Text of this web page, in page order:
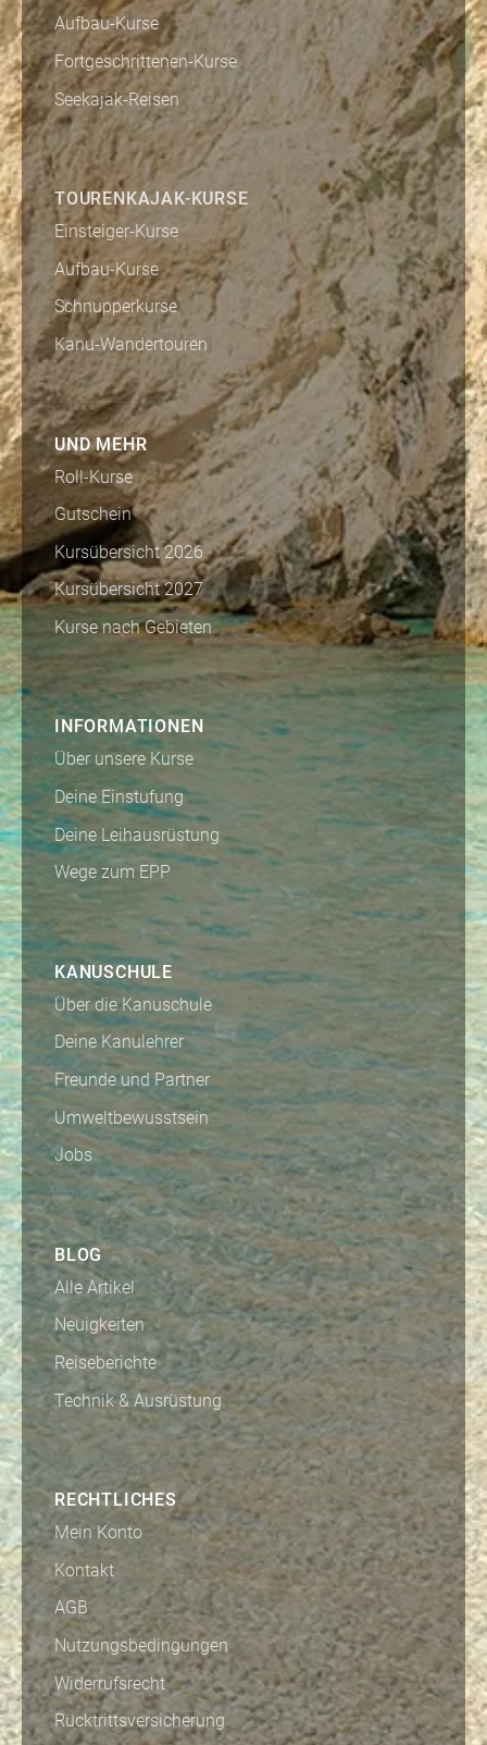
Aufbau-Kurse
Fortgeschrittenen-Kurse
Seekajak-Reisen
TOURENKAJAK-KURSE
Einsteiger-Kurse
Aufbau-Kurse
Schnupperkurse
Kanu-Wandertouren
UND MEHR
Roll-Kurse
Gutschein
Kursübersicht 2026
Kursübersicht 2027
Kurse nach Gebieten
INFORMATIONEN
Über unsere Kurse
Deine Einstufung
Deine Leihausrüstung
Wege zum EPP
KANUSCHULE
Über die Kanuschule
Deine Kanulehrer
Freunde und Partner
Umweltbewusstsein
Jobs
BLOG
Alle Artikel
Neuigkeiten
Reiseberichte
Technik & Ausrüstung
RECHTLICHES
Mein Konto
Kontakt
AGB
Nutzungsbedingungen
Widerrufsrecht
Rücktrittsversicherung